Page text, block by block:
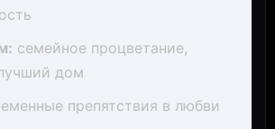
семейное процветание,
дом
препятствия в любви